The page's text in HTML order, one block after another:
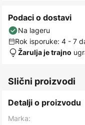
Podaci o dostavi
Na lageru
Rok isporuke: 4 - 7
Žarulja je trajno
Slični proizvodi
Detalji o proizvodu
Marka: